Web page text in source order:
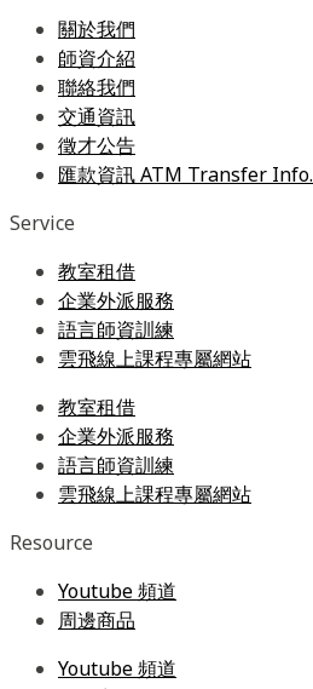
關於我們
師資介紹
聯絡我們
交通資訊
徵才公告
匯款資訊 ATM Transfer Info.
Service
教室租借
企業外派服務
語言師資訓練
雲飛線上課程專屬網站
教室租借
企業外派服務
語言師資訓練
雲飛線上課程專屬網站
Resource
Youtube 頻道
周邊商品
Youtube 頻道